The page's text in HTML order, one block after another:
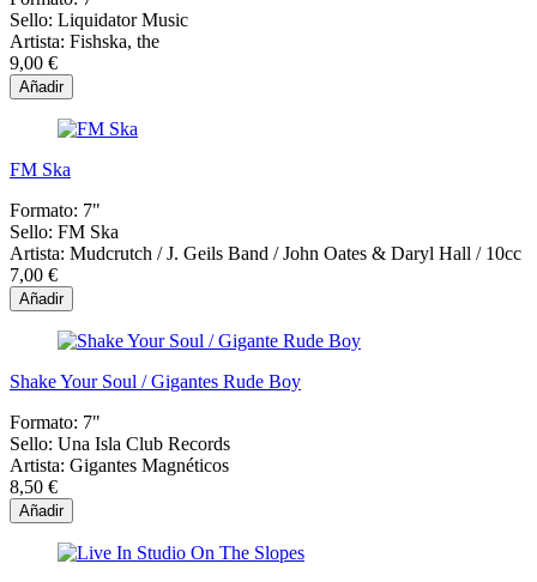
Sello: Liquidator Music
Artista: Fishska, the
9,00 €
Añadir
FM Ska
Formato: 7"
Sello: FM Ska
Artista: Mudcrutch / J. Geils Band / John Oates & Daryl Hall / 10cc
7,00 €
Añadir
Shake Your Soul / Gigantes Rude Boy
Formato: 7"
Sello: Una Isla Club Records
Artista: Gigantes Magnéticos
8,50 €
Añadir